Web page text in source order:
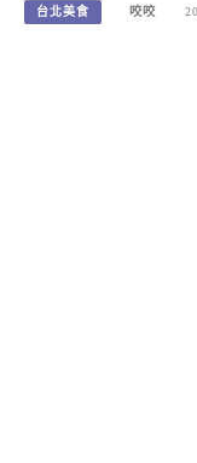
台北美食 咬咬